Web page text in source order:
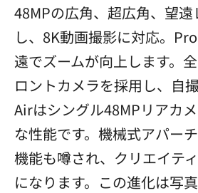
48MPの広角、超広角、望
し、8K動画撮影に対応。
遠でズームが向上します。
ロントカメラを採用し、自
Airはシングル48MPリアカ
な性能です。機械式アパー
機能も噂され、クリエイテ
になります。この進化は写